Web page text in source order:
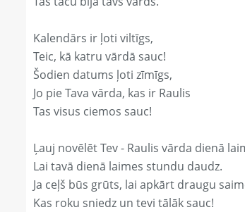
Kalendārs ir ļoti viltīgs,
Teic, kā katru vārdā sauc!
Šodien datums ļoti zīmīgs,
Jo pie Tava vārda, kas ir Raulis
Tas visus ciemos sauc!
Ļauj novēlēt Tev - Raulis vārda dienā
Lai tavā dienā laimes stundu daudz.
Ja ceļš būs grūts, lai apkārt draugu
Kas roku sniedz un tevi tālāk sauc!